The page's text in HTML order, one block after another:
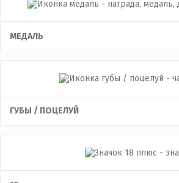
МЕДАЛЬ
ГУБЫ / ПОЦЕЛУЙ